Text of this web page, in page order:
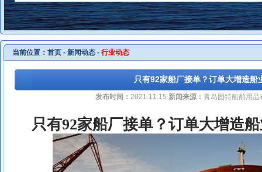
当前位置： 首页 - 新闻动态 - 行业动态
只有92家船厂接单？订单大增造船
发布时间： 2021.11.15 新闻来源： 青岛固特船舶用
只有92家船厂接单？订单大增造